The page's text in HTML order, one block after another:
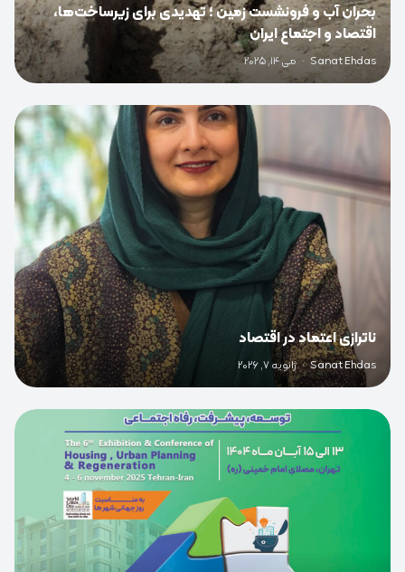
بحران آب و فرونشست زمین ؛ تهدیدی برای زیرساخت‌ها،
اقتصاد و اجتماع ایران
Sanat Ehdas
· می 14, 2025
ناترازی اعتماد در اقتصاد
Sanat Ehdas
· ژانویه 7, 2026
0